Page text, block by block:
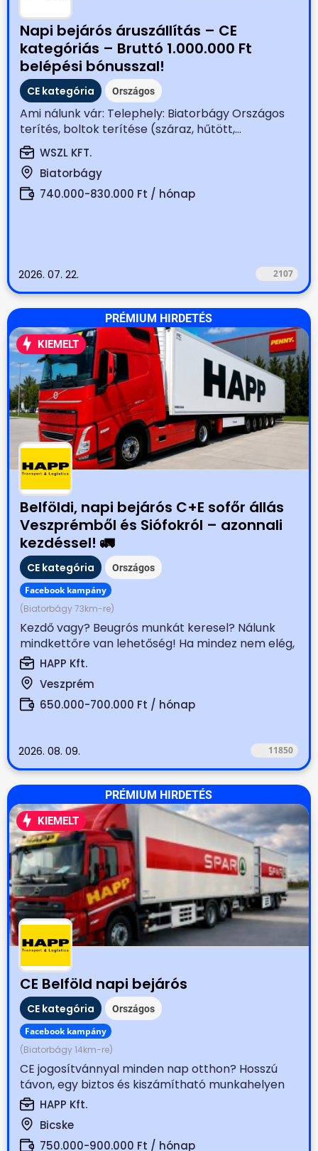
Napi bejárós áruszállítás – CE
kategóriás – Bruttó 1.000.000 Ft
belépési bónusszal!
CE kategória Országos
Ami nálunk vár: Telephely: Biatorbágy Országos
terítés, boltok terítése (száraz, hűtött,...
WSZL KFT.
Biatorbágy
740.000-830.000 Ft / hónap
2026. 07. 22. 2107
PRÉMIUM HIRDETÉS
KIEMELT
Belföldi, napi bejárós C+E sofőr állás
Veszprémből és Siófokról – azonnali
kezdéssel! 🚛
CE kategória Országos
Facebook kampány
(Biatorbágy 73km-re)
Kezdő vagy? Beugrós munkát keresel? Nálunk
mindkettőre van lehetőség! Ha mindez nem elég,
akkor honoráljuk...
HAPP Kft.
Veszprém
650.000-700.000 Ft / hónap
2026. 08. 09. 11850
PRÉMIUM HIRDETÉS
KIEMELT
CE Belföld napi bejárós
CE kategória Országos
Facebook kampány
(Biatorbágy 14km-re)
CE jogosítvánnyal minden nap otthon? Hosszú
távon, egy biztos és kiszámítható munkahelyen
dolgoznál? Állítsd...
HAPP Kft.
Bicske
750.000-900.000 Ft / hónap